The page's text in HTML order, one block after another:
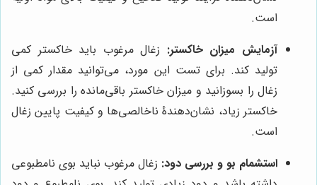
است.
آزمایش میزان خاکستر: زغال مرغوب باید خاکستر کمی
تولید کند. برای تست این مورد، می‌توانید مقدار کمی از
زغال را بسوزانید و میزان خاکستر باقی‌مانده را بررسی کنید.
خاکستر زیاد، نشان‌دهندۀ ناخالصی‌ها و کیفیت پایین زغال
است.
استشمام بو و بررسی دود: زغال مرغوب نباید بوی نامطبوعی